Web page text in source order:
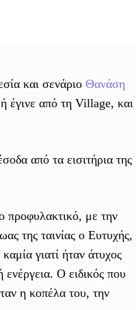
και σενάριο Θανάση
έγινε από τη Village, και
από τα εισιτήρια της
προφυλακτικό, με την
της ταινίας ο Ευτυχής,
γιατί ήταν άτυχος
ενέργεια. Ο ειδικός που
η κοπέλα του, την